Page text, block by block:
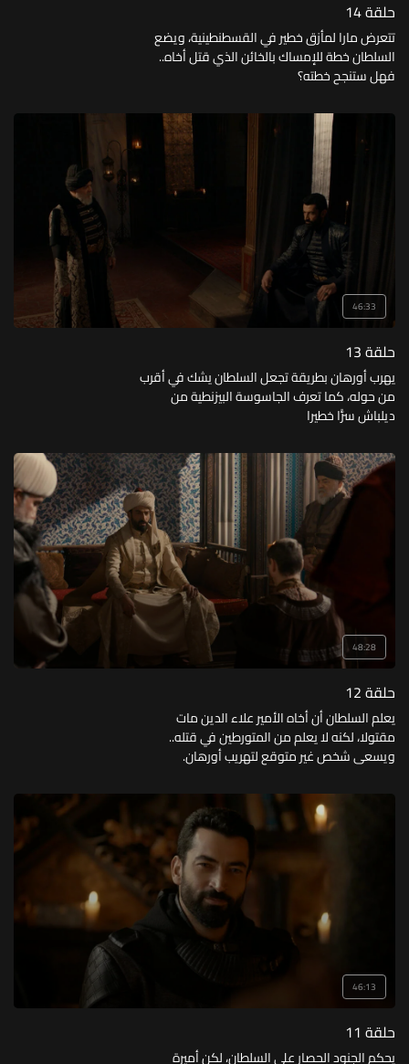
حلقة 14
تتعرض مارا لمأزق خطير في القسطنطينية، ويضع
السلطان خطة للإمساك بالخائن الذي قتل أخاه..
فهل ستنجح خطته؟
46:33
حلقة 13
يهرب أورهان بطريقة تجعل السلطان يشك في أقرب
من حوله، كما تعرف الجاسوسة البيزنطية من
ديلباش سرًّا خطيرا
48:28
حلقة 12
يعلم السلطان أن أخاه الأمير علاء الدين مات
مقتولا، لكنه لا يعلم من المتورطين في قتله..
ويسعى شخص غير متوقع لتهريب أورهان.
46:13
حلقة 11
يحكم الجنود الحصار على السلطان، لكن أميرة